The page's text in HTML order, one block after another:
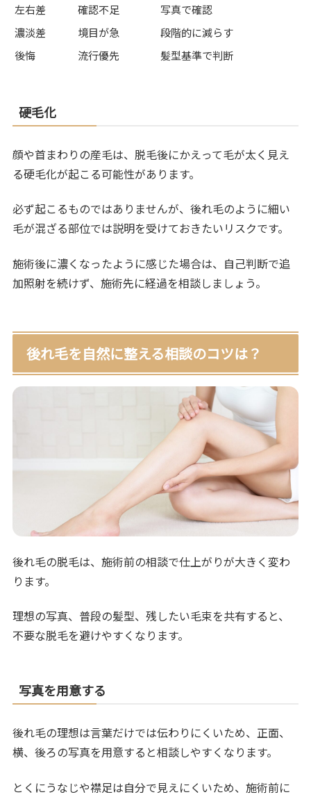
左右差 確認不足
写真で確認
濃淡差
境目が急
段階的に減らす
後悔
流行優先 髪型基準で判断
硬毛化
顔や首まわりの産毛は、脱毛後にかえって毛が太く見え
る硬毛化が起こる可能性があります。
必ず起こるものではありませんが、後れ毛のように細い
毛が混ざる部位では説明を受けておきたいリスクです。
施術後に濃くなったように感じた場合は、自己判断で追
加照射を続けず、施術先に経過を相談しましょう。
後れ毛を自然に整える相談のコツは？
後れ毛の脱毛は、施術前の相談で仕上がりが大きく変わ
ります。
理想の写真、普段の髪型、残したい毛束を共有すると、
不要な脱毛を避けやすくなります。
写真を用意する
後れ毛の理想は言葉だけでは伝わりにくいため、正面、
横、後ろの写真を用意すると相談しやすくなります。
とくにうなじや襟足は自分で見えにくいため、施術前に